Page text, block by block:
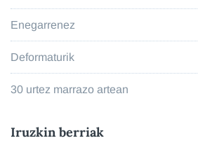
Enegarrenez
Deformaturik
30 urtez marrazo artean
Iruzkin berriak